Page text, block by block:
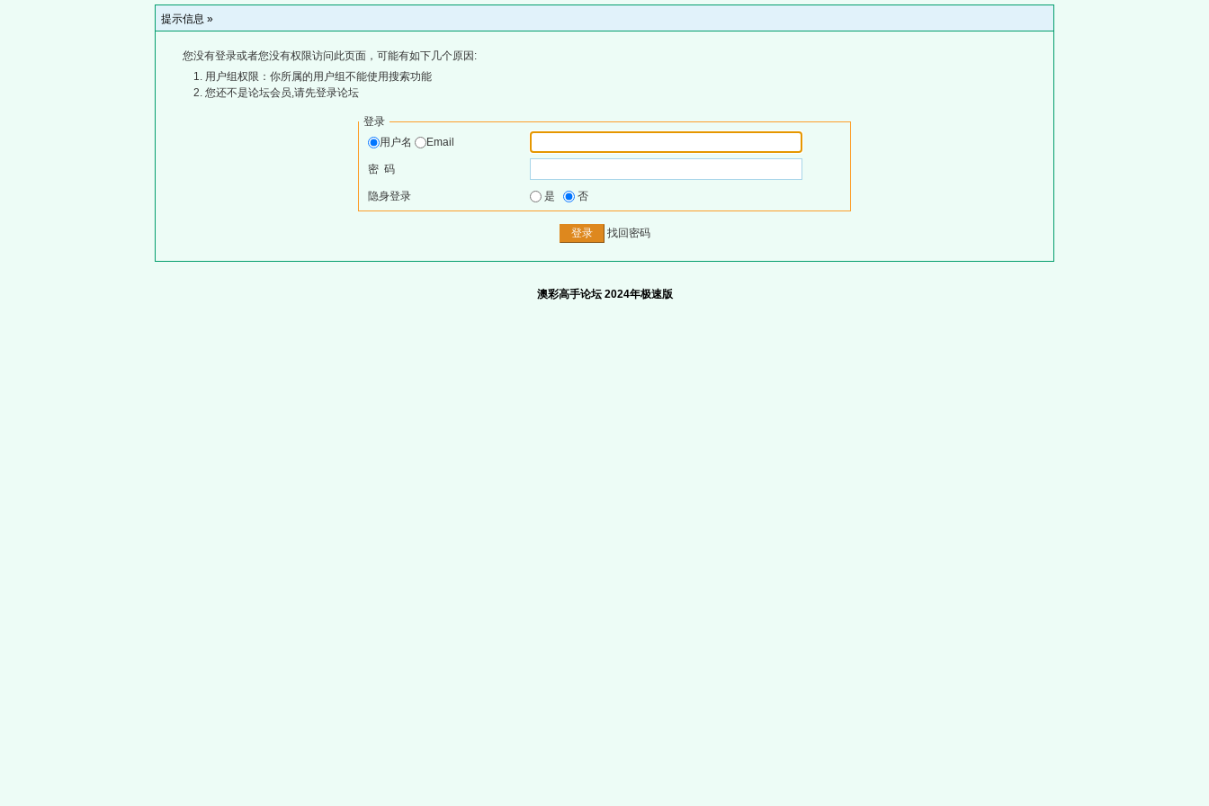
提示信息 »
您没有登录或者您没有权限访问此页面，可能有如下几个原因:
用户组权限：你所属的用户组不能使用搜索功能
您还不是论坛会员,请先登录论坛
登录
用户名
Email
密 码
隐身登录 是 否
找回密码
澳彩高手论坛 2024年极速版